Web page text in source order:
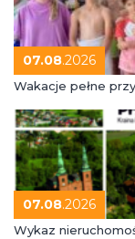
07.08.2026
Wakacje pełne
07.08.2026
Wykaz